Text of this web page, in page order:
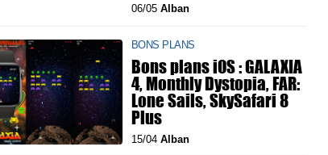
06/05 Alban
BONS PLANS
Bons plans iOS : GALAXIA
4, Monthly Dystopia, FAR:
Lone Sails, SkySafari 8
Plus
15/04 Alban